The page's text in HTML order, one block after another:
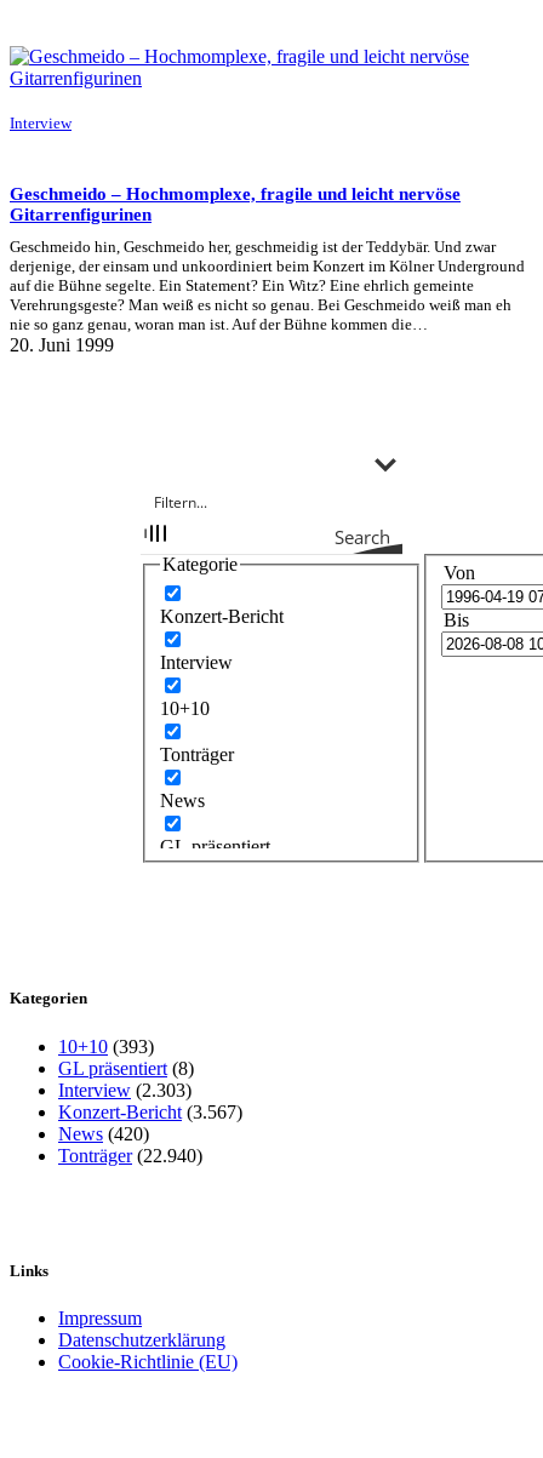
Interview
Geschmeido – Hochmomplexe, fragile und leicht nervöse
Gitarrenfigurinen
Geschmeido hin, Geschmeido her, geschmeidig ist der Teddybär. Und zwar
derjenige, der einsam und unkoordiniert beim Konzert im Kölner Underground
auf die Bühne segelte. Ein Statement? Ein Witz? Eine ehrlich gemeinte
Verehrungsgeste? Man weiß es nicht so genau. Bei Geschmeido weiß man eh
nie so ganz genau, woran man ist. Auf der Bühne kommen die…
20. Juni 1999
Search
Kategorie
Konzert-Bericht
Interview
10+10
Tonträger
News
GL präsentiert
Von
Bis
Kategorien
10+10 (393)
GL präsentiert (8)
Interview (2.303)
Konzert-Bericht (3.567)
News (420)
Tonträger(22.940)
Links
Impressum
Datenschutzerklärung
Cookie-Richtlinie (EU)